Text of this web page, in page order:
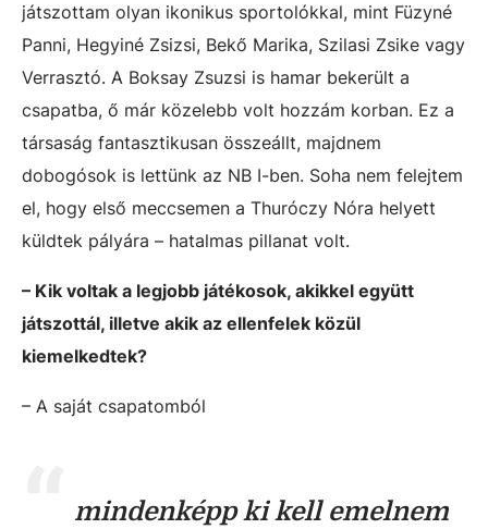
játszottam olyan ikonikus sportolókkal, mint Füzyné
Panni, Hegyiné Zsizsi, Bekő Marika, Szilasi Zsike vagy
Verrasztó. A Boksay Zsuzsi is hamar bekerült a
csapatba, ő már közelebb volt hozzám korban. Ez a
társaság fantasztikusan összeállt, majdnem
dobogósok is lettünk az NB I-ben. Soha nem felejtem
el, hogy első meccsemen a Thuróczy Nóra helyett
küldtek pályára – hatalmas pillanat volt.
– Kik voltak a legjobb játékosok, akikkel együtt
játszottál, illetve akik az ellenfelek közül
kiemelkedtek?
– A saját csapatomból
mindenképp ki kell emelnem